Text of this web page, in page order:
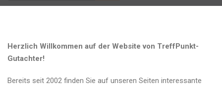
Unser Team
Herzlich Willkommen auf der Website von TreffPunkt-
Gutachter!
Bereits seit 2002 finden Sie auf unseren Seiten interessante